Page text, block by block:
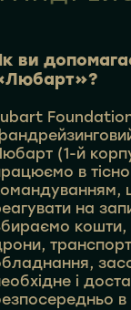
ви
(1-й
в
на
кошти,
і
в